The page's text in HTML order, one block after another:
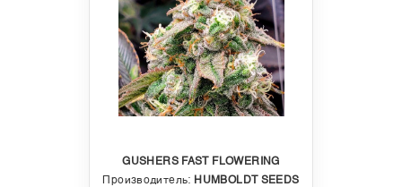
GUSHERS FAST FLOWERING
Производитель: HUMBOLDT SEEDS